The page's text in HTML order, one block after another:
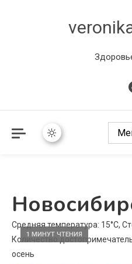
1 МИНУТ ЧТЕНИЯ
Средняя температура: 15°C,
Количество
осень